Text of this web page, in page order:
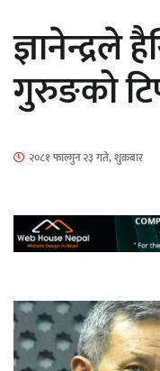
ज्ञानेन्द्रले
गुरुङको
२०८१ फाल्गुन २३ गते, शुक्रबार